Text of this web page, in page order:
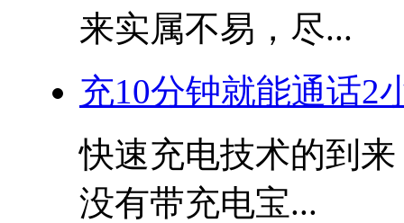
来实属不易，尽...
充10分钟就能通话2
快速充电技术的到
没有带充电宝...